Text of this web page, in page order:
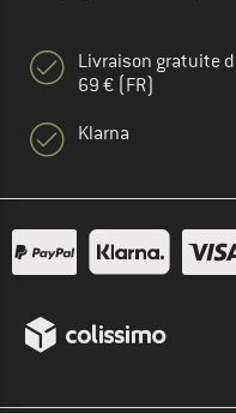
Livraison gratuite
69 € (FR)
Klarna